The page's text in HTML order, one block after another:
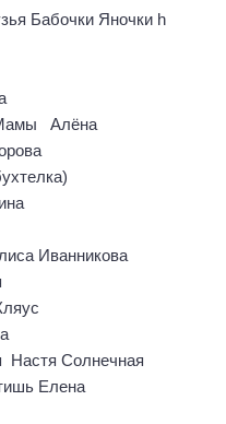
Бабочки Яночки h
Алёна
Иванникова
Настя Солнечная
Елена